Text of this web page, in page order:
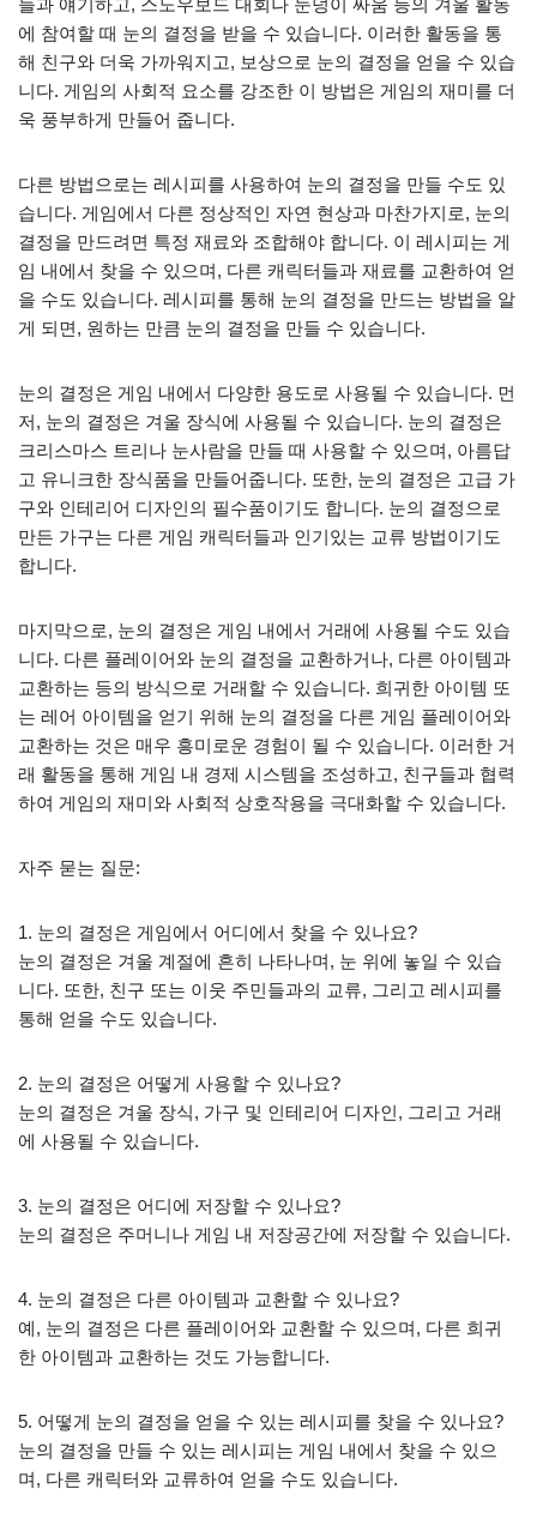
에 참여할 때 눈의 결정을 받을 수 있습니다. 이러한 활동을 통
해 친구와 더욱 가까워지고, 보상으로 눈의 결정을 얻을 수 있습
니다. 게임의 사회적 요소를 강조한 이 방법은 게임의 재미를 더
욱 풍부하게 만들어 줍니다.
다른 방법으로는 레시피를 사용하여 눈의 결정을 만들 수도 있
습니다. 게임에서 다른 정상적인 자연 현상과 마찬가지로, 눈의
결정을 만드려면 특정 재료와 조합해야 합니다. 이 레시피는 게
임 내에서 찾을 수 있으며, 다른 캐릭터들과 재료를 교환하여 얻
을 수도 있습니다. 레시피를 통해 눈의 결정을 만드는 방법을 알
게 되면, 원하는 만큼 눈의 결정을 만들 수 있습니다.
눈의 결정은 게임 내에서 다양한 용도로 사용될 수 있습니다. 먼
저, 눈의 결정은 겨울 장식에 사용될 수 있습니다. 눈의 결정은
크리스마스 트리나 눈사람을 만들 때 사용할 수 있으며, 아름답
고 유니크한 장식품을 만들어줍니다. 또한, 눈의 결정은 고급 가
구와 인테리어 디자인의 필수품이기도 합니다. 눈의 결정으로
만든 가구는 다른 게임 캐릭터들과 인기있는 교류 방법이기도
합니다.
마지막으로, 눈의 결정은 게임 내에서 거래에 사용될 수도 있습
니다. 다른 플레이어와 눈의 결정을 교환하거나, 다른 아이템과
교환하는 등의 방식으로 거래할 수 있습니다. 희귀한 아이템 또
는 레어 아이템을 얻기 위해 눈의 결정을 다른 게임 플레이어와
교환하는 것은 매우 흥미로운 경험이 될 수 있습니다. 이러한 거
래 활동을 통해 게임 내 경제 시스템을 조성하고, 친구들과 협력
하여 게임의 재미와 사회적 상호작용을 극대화할 수 있습니다.
자주 묻는 질문:
1. 눈의 결정은 게임에서 어디에서 찾을 수 있나요?
눈의 결정은 겨울 계절에 흔히 나타나며, 눈 위에 놓일 수 있습
니다. 또한, 친구 또는 이웃 주민들과의 교류, 그리고 레시피를
통해 얻을 수도 있습니다.
2. 눈의 결정은 어떻게 사용할 수 있나요?
눈의 결정은 겨울 장식, 가구 및 인테리어 디자인, 그리고 거래
에 사용될 수 있습니다.
3. 눈의 결정은 어디에 저장할 수 있나요?
눈의 결정은 주머니나 게임 내 저장공간에 저장할 수 있습니다.
4. 눈의 결정은 다른 아이템과 교환할 수 있나요?
예, 눈의 결정은 다른 플레이어와 교환할 수 있으며, 다른 희귀
한 아이템과 교환하는 것도 가능합니다.
5. 어떻게 눈의 결정을 얻을 수 있는 레시피를 찾을 수 있나요?
눈의 결정을 만들 수 있는 레시피는 게임 내에서 찾을 수 있으
며, 다른 캐릭터와 교류하여 얻을 수도 있습니다.